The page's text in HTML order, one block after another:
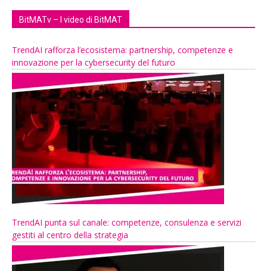
BitMATv – I video di BitMAT
TrendAI rafforza l’ecosistema: partnership, competenze e
innovazione per la cybersecurity del futuro
TrendAI punta sul canale: competenze, consulenza e servizi
gestiti al centro della strategia